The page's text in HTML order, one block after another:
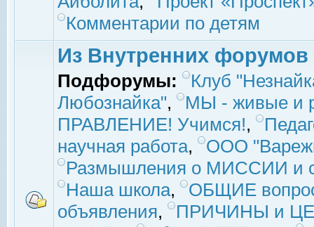
Комментарии по детям
Из Внутренних форумов
Подфорумы:
Клуб
Любознайка",
МЫ - живые и
ПРАВЛЕНИЕ! Учимся!,
научная работа,
ООО
Размышления о МИССИИ и
Наша школа,
ОБЩИЕ
объявления,
ПРИЧИНЫ и